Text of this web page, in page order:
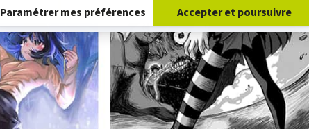
Paramétrer mes préférences Accepter et poursuivre